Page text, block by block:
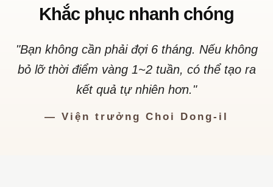
Khắc phục nhanh chóng
"Bạn không cần phải đợi 6 tháng. Nếu không
bỏ lỡ thời điểm vàng 1~2 tuần, có thể tạo ra
kết quả tự nhiên hơn."
— Viện trưởng Choi Dong-il